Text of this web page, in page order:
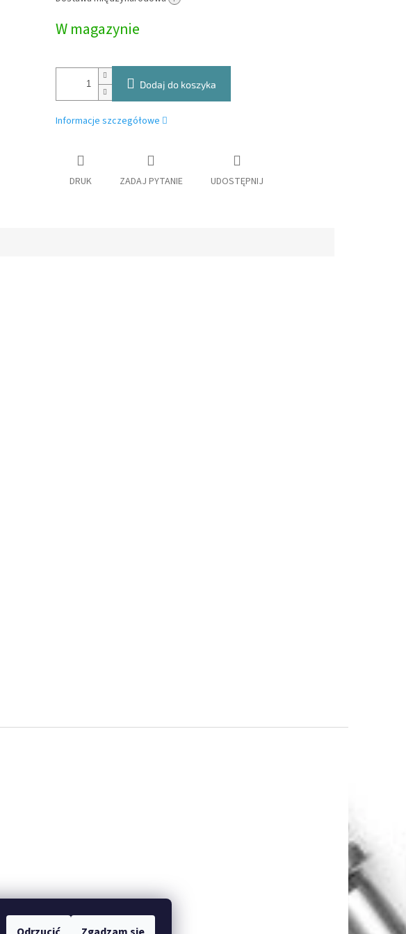
W magazynie
Dodaj do koszyka
Informacje szczegółowe
DRUK ZADAJ PYTANIE UDOSTĘPNIJ